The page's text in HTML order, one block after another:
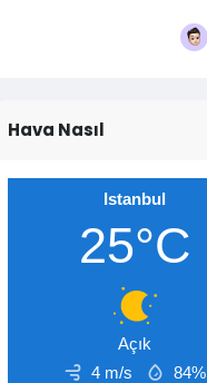
Hava Nasıl
Istanbul
25°C
Açık
4 m/s
84%